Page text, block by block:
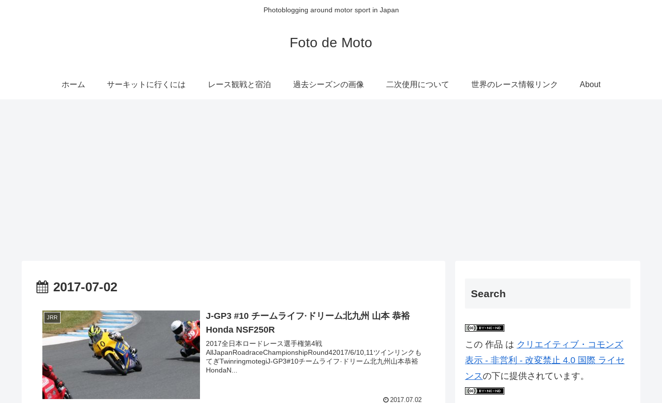
Photoblogging around motor sport in Japan
Foto de Moto
ホーム サーキットに行くには レース観戦と宿泊 過去シーズンの画像 二次使用について 世界のレース情報リンク About
2017-07-02
JRR
J-GP3 #10 チームライフ·ドリーム北九州 山本 恭裕
Honda NSF250R
2017全日本ロードレース選手権第4戦
AllJapanRoadraceChampionshipRound42017/6/10,11ツインリンクも
てぎTwinringmotegiJ-GP3#10チームライフ·ドリーム北九州山本恭裕
HondaN...
2017.07.02
Search
この 作品 は クリエイティブ・コモンズ
表示 - 非営利 - 改変禁止 4.0 国際 ライセ
ンスの下に提供されています。